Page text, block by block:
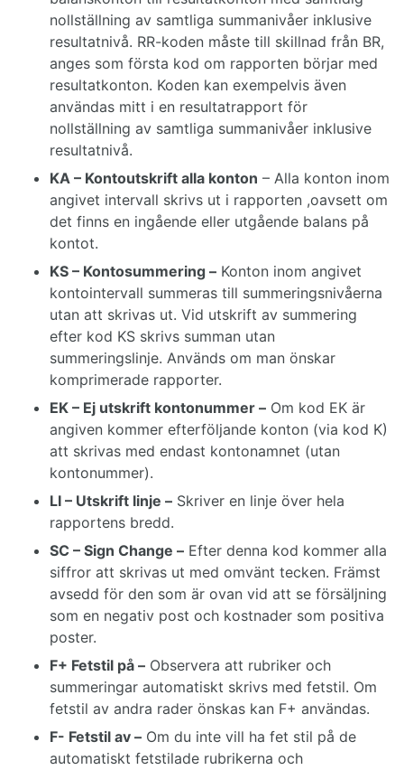
nollställning av samtliga summanivåer inklusive
resultatnivå. RR-koden måste till skillnad från BR,
anges som första kod om rapporten börjar med
resultatkonton. Koden kan exempelvis även
användas mitt i en resultatrapport för
nollställning av samtliga summanivåer inklusive
resultatnivå.
KA – Kontoutskrift alla konton – Alla konton inom
angivet intervall skrivs ut i rapporten ,oavsett om
det finns en ingående eller utgående balans på
kontot.
KS – Kontosummering – Konton inom angivet
kontointervall summeras till summeringsnivåerna
utan att skrivas ut. Vid utskrift av summering
efter kod KS skrivs summan utan
summeringslinje. Används om man önskar
komprimerade rapporter.
EK – Ej utskrift kontonummer – Om kod EK är
angiven kommer efterföljande konton (via kod K)
att skrivas med endast kontonamnet (utan
kontonummer).
LI – Utskrift linje – Skriver en linje över hela
rapportens bredd.
SC – Sign Change – Efter denna kod kommer alla
siffror att skrivas ut med omvänt tecken. Främst
avsedd för den som är ovan vid att se försäljning
som en negativ post och kostnader som positiva
poster.
F+ Fetstil på – Observera att rubriker och
summeringar automatiskt skrivs med fetstil. Om
fetstil av andra rader önskas kan F+ användas.
F- Fetstil av – Om du inte vill ha fet stil på de
automatiskt fetstilade rubrikerna och